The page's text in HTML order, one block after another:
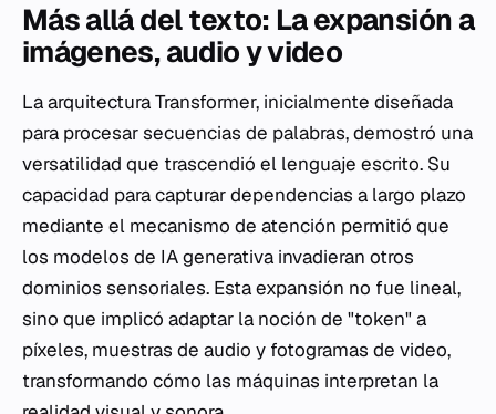
Más allá del texto: La expansión a
imágenes, audio y video
La arquitectura Transformer, inicialmente diseñada
para procesar secuencias de palabras, demostró una
versatilidad que trascendió el lenguaje escrito. Su
capacidad para capturar dependencias a largo plazo
mediante el mecanismo de atención permitió que
los modelos de IA generativa invadieran otros
dominios sensoriales. Esta expansión no fue lineal,
sino que implicó adaptar la noción de "token" a
píxeles, muestras de audio y fotogramas de video,
transformando cómo las máquinas interpretan la